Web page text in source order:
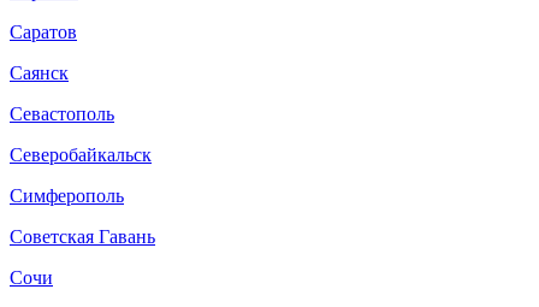
Саратов
Саянск
Севастополь
Северобайкальск
Симферополь
Советская Гавань
Сочи